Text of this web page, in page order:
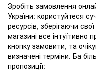
Зробіть замовлення
України: користуйтеся
ресурсів, зберігаючи
магазині все інтуїтивно
кнопку замовити, та
визначені терміни. Ба
пропозиції: